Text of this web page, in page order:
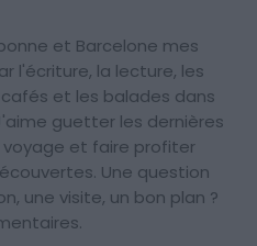
et Barcelone mes
l'écriture, la lecture, les
et les balades dans
guetter les dernières
et faire profiter
Une question
une visite, un bon plan ?